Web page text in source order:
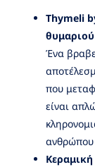
Thymeli
θυμαριού
Ένα
που
είναι
ανθρώπου